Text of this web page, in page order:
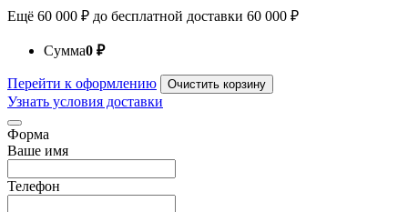
Ещё 60 000 ₽ до бесплатной доставки 60 000 ₽
Сумма0 ₽
Перейти к оформлению Очистить корзину
Узнать условия доставки
Форма
Ваше имя
Телефон